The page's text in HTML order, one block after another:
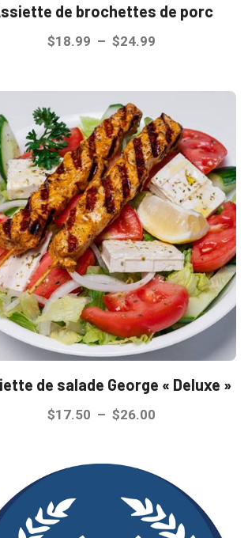
de brochettes de porc
$18.99 – $24.99
à
$24.99
produit
a
plusieurs
variations.
Les
options
peuvent
être
choisies
sur
la
page
du
produit
de salade George « Deluxe »
$17.50 – $26.00
$17.50
à
$26.00
produit
plusieurs
variations.